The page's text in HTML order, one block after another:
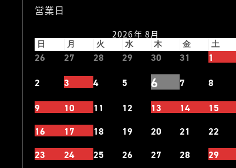
営業日
2026年 8月
日 月 火 水 木 金 土
26 27 28 29 30 31 1
2 3 4 5 6 7 8
9 10 11 12 13 14
15
16
17 18 19 20 21
22
23
24 25 26 27 28
29